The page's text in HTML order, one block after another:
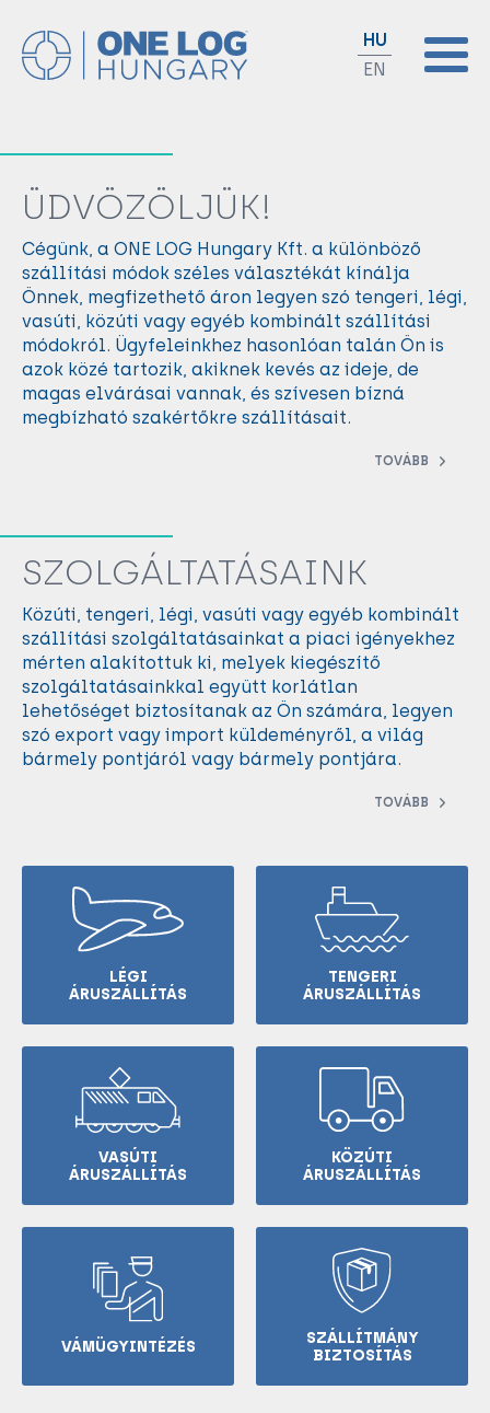
HU
EN
ÜDVÖZÖLJÜK!
Cégünk, a ONE LOG Hungary Kft. a különböző
szállítási módok széles választékát kínálja
Önnek, megfizethető áron legyen szó tengeri, légi,
vasúti, közúti vagy egyéb kombinált szállítási
módokról. Ügyfeleinkhez hasonlóan talán Ön is
azok közé tartozik, akiknek kevés az ideje, de
magas elvárásai vannak, és szívesen bízná
megbízható szakértőkre szállításait.
TOVÁBB
SZOLGÁLTATÁSAINK
Közúti, tengeri, légi, vasúti vagy egyéb kombinált
szállítási szolgáltatásainkat a piaci igényekhez
mérten alakítottuk ki, melyek kiegészítő
szolgáltatásainkkal együtt korlátlan
lehetőséget biztosítanak az Ön számára, legyen
szó export vagy import küldeményről, a világ
bármely pontjáról vagy bármely pontjára.
TOVÁBB
LÉGI
ÁRUSZÁLLÍTÁS
TENGERI
ÁRUSZÁLLÍTÁS
VASÚTI
ÁRUSZÁLLÍTÁS
KÖZÚTI
ÁRUSZÁLLÍTÁS
VÁMÜGYINTÉZÉS
SZÁLLÍTMÁNY
BIZTOSÍTÁS